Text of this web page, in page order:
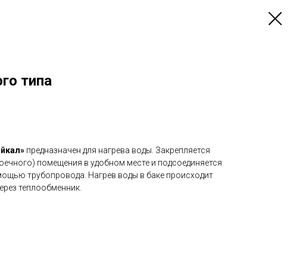
типа
предназначен для нагрева воды. Закрепляется
помещения в удобном месте и подсоединяется
трубопровода. Нагрев воды в баке происходит
теплообменник.